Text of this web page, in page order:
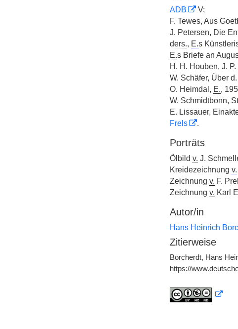
ADB
V;
F. Tewes, Aus
J. Petersen, Die
ders., E.s
E.s Briefe an
H. H. Houben, J. P.
W. Schäfer, Über
O. Heimdal, E.,
W. Schmidtbonn,
E. Lissauer,
Frels
.
Porträts
Ölbild v. J.
Kreidezeichnung v.
Zeichnung v. F.
Zeichnung v. Karl
Autor/in
Hans Heinrich
Zitierweise
Borcherdt, Hans
https://